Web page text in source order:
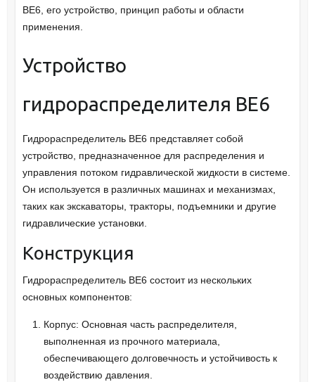
ВЕ6, его устройство, принцип работы и области
применения.
Устройство
гидрораспределителя ВЕ6
Гидрораспределитель ВЕ6 представляет собой
устройство, предназначенное для распределения и
управления потоком гидравлической жидкости в системе.
Он используется в различных машинах и механизмах,
таких как экскаваторы, тракторы, подъемники и другие
гидравлические установки.
Конструкция
Гидрораспределитель ВЕ6 состоит из нескольких
основных компонентов:
Корпус: Основная часть распределителя,
выполненная из прочного материала,
обеспечивающего долговечность и устойчивость к
воздействию давления.